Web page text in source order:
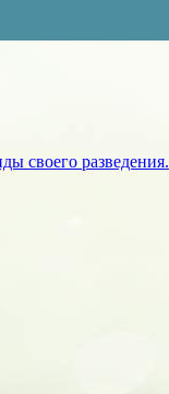
своего разведения.